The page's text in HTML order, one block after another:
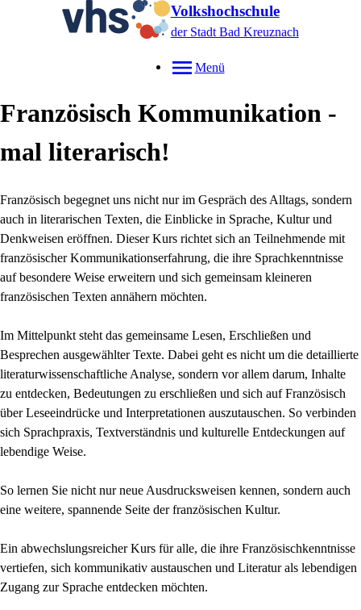
Volkshochschule
der Stadt Bad Kreuznach
Menü
Französisch Kommunikation -
mal literarisch!
Französisch begegnet uns nicht nur im Gespräch des Alltags, sondern
auch in literarischen Texten, die Einblicke in Sprache, Kultur und
Denkweisen eröffnen. Dieser Kurs richtet sich an Teilnehmende mit
französischer Kommunikationserfahrung, die ihre Sprachkenntnisse
auf besondere Weise erweitern und sich gemeinsam kleineren
französischen Texten annähern möchten.
Im Mittelpunkt steht das gemeinsame Lesen, Erschließen und
Besprechen ausgewählter Texte. Dabei geht es nicht um die detaillierte
literaturwissenschaftliche Analyse, sondern vor allem darum, Inhalte
zu entdecken, Bedeutungen zu erschließen und sich auf Französisch
über Leseeindrücke und Interpretationen auszutauschen. So verbinden
sich Sprachpraxis, Textverständnis und kulturelle Entdeckungen auf
lebendige Weise.
So lernen Sie nicht nur neue Ausdrucksweisen kennen, sondern auch
eine weitere, spannende Seite der französischen Kultur.
Ein abwechslungsreicher Kurs für alle, die ihre Französischkenntnisse
vertiefen, sich kommunikativ austauschen und Literatur als lebendigen
Zugang zur Sprache entdecken möchten.